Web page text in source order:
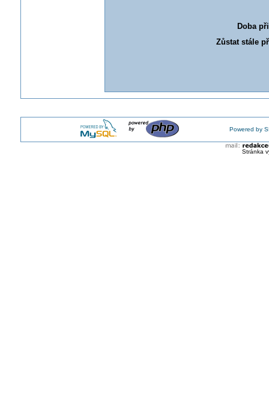
Doba
Zůstat stále
Powered by
Stránka